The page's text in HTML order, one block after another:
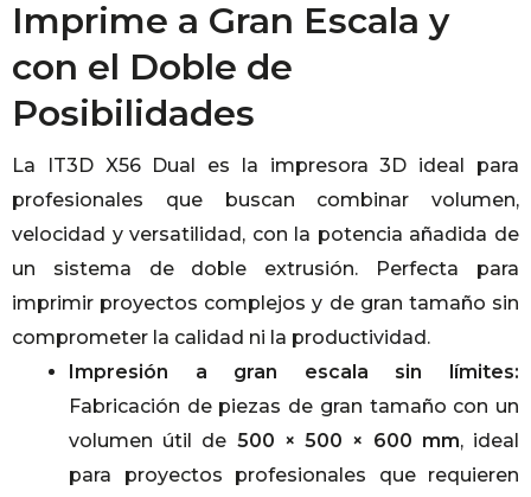
Imprime a Gran Escala y
con el Doble de
Posibilidades
La IT3D X56 Dual es la impresora 3D ideal para
profesionales que buscan combinar volumen,
velocidad y versatilidad, con la potencia añadida de
un sistema de doble extrusión. Perfecta para
imprimir proyectos complejos y de gran tamaño sin
comprometer la calidad ni la productividad.
Impresión a gran escala sin límites:
Fabricación de piezas de gran tamaño con un
volumen útil de 500 × 500 × 600 mm, ideal
para proyectos profesionales que requieren